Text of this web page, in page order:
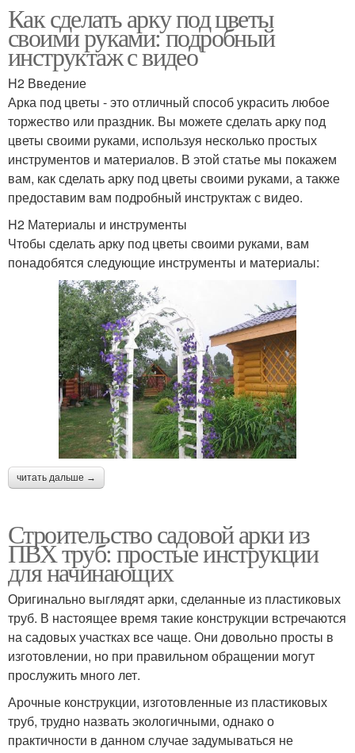
Как сделать арку под цветы
своими руками: подробный
инструктаж с видео
H2 Введение
Арка под цветы - это отличный способ украсить любое
торжество или праздник. Вы можете сделать арку под
цветы своими руками, используя несколько простых
инструментов и материалов. В этой статье мы покажем
вам, как сделать арку под цветы своими руками, а также
предоставим вам подробный инструктаж с видео.
H2 Материалы и инструменты
Чтобы сделать арку под цветы своими руками, вам
понадобятся следующие инструменты и материалы:
читать дальше →
Строительство садовой арки из
ПВХ труб: простые инструкции
для начинающих
Оригинально выглядят арки, сделанные из пластиковых
труб. В настоящее время такие конструкции встречаются
на садовых участках все чаще. Они довольно просты в
изготовлении, но при правильном обращении могут
прослужить много лет.
Арочные конструкции, изготовленные из пластиковых
труб, трудно назвать экологичными, однако о
практичности в данном случае задумываться не